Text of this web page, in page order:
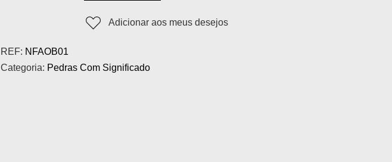
Adicionar aos meus desejos
REF: NFAOB01
Categoria: Pedras Com Significado